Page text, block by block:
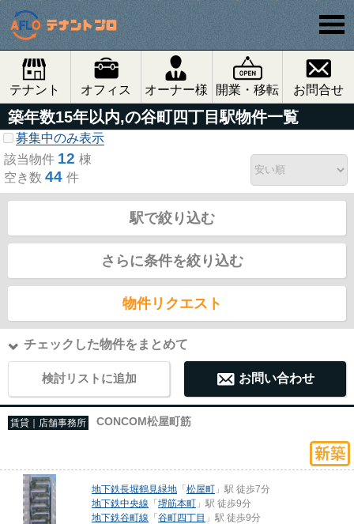
テナント オフィス オーナー様 開業・移転 お問合せ
築年数15年以内,の谷町四丁目駅物件一覧
募集中のみ表示
該当物件 12 棟
空き数 44 件
駅で絞り込む
さらに条件を絞り込む
物件リクエスト
チェックした物件をまとめて
検討リストに追加 お問い合わせ
賃貸｜店舗事務所 CONCOM松屋町筋
地下鉄長堀鶴見緑地 「松屋町 」駅 徒歩7分
地下鉄中央線 「堺筋本町 」駅 徒歩9分
地下鉄谷町線 「谷町四丁目 」駅 徒歩9分